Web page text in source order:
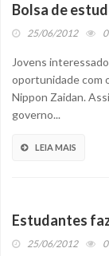
Bolsa de
25/06/2012 0
Jovens
oportunidade com
Nippon Zaidan.
governo...
LEIA MAIS
Estudantes
25/06/2012 0